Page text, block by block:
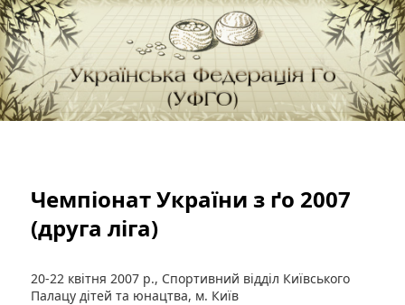
Українська Федерація Го (УФГО)
федерація Го (Бадук, Вейці) в Україні
Чемпіонат України з ґо 2007
(друга ліга)
20-22 квітня 2007 р., Спортивний відділ Київського
Палацу дітей та юнацтва, м. Київ